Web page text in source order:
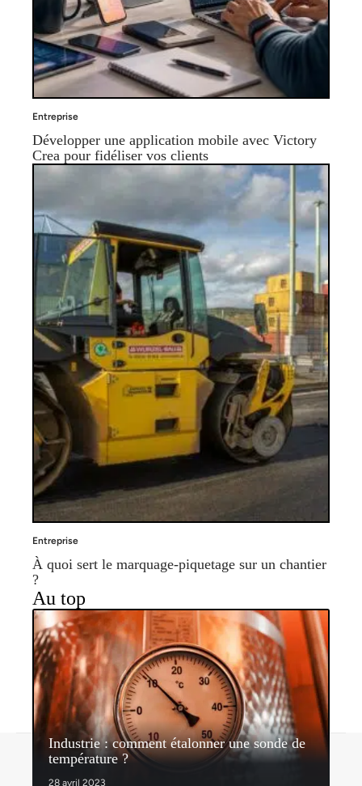
Entreprise
Développer une application mobile avec Victory
Crea pour fidéliser vos clients
Entreprise
À quoi sert le marquage-piquetage sur un chantier
?
Au top
Industrie : comment étalonner une sonde de
température ?
28 avril 2023
Contact Mentions légales Sitemap